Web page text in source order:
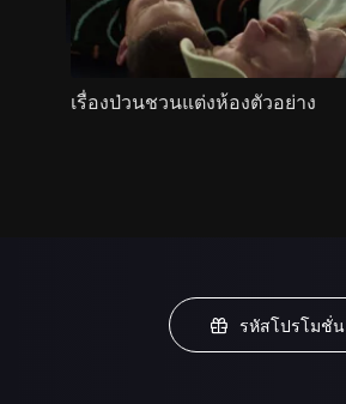
เรื่องป่วนชวนแต่งห้องตัวอย่าง
รหัสโปรโมชั่น